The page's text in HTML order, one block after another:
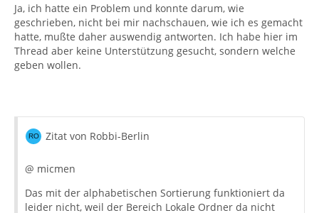
Ja, ich hatte ein Problem und konnte darum, wie
geschrieben, nicht bei mir nachschauen, wie ich es gemacht
hatte, mußte daher auswendig antworten. Ich habe hier im
Thread aber keine Unterstützung gesucht, sondern welche
geben wollen.
Zitat von Robbi-Berlin
@ micmen
Das mit der alphabetischen Sortierung funktioniert da
leider nicht, weil der Bereich Lokale Ordner da nicht